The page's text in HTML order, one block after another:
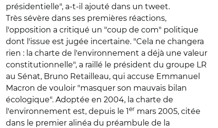
présidentielle", a-t-il ajouté dans un tweet.
Très sévère dans ses premières réactions,
l'opposition a critiqué un "coup de com" politique
dont l'issue est jugée incertaine. "Cela ne changera
rien : la charte de l'environnement a déjà une valeur
constitutionnelle", a raillé le président du groupe LR
au Sénat, Bruno Retailleau, qui accuse Emmanuel
Macron de vouloir "masquer son mauvais bilan
écologique". Adoptée en 2004, la charte de
l'environnement est, depuis le 1er mars 2005, citée
dans le premier alinéa du préambule de la